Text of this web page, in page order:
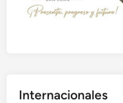
Internacionales